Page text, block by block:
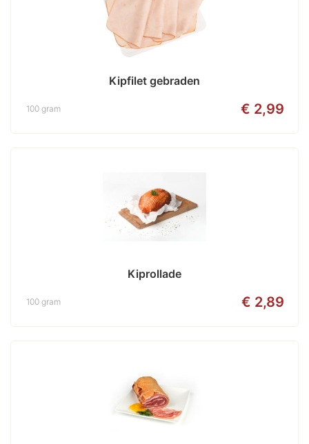
Kipfilet gebraden
€ 2,99
100 gram
Kiprollade
€ 2,89
100 gram